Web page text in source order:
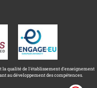
la qualité de l'établissement d'enseignement
au développement des compétences.